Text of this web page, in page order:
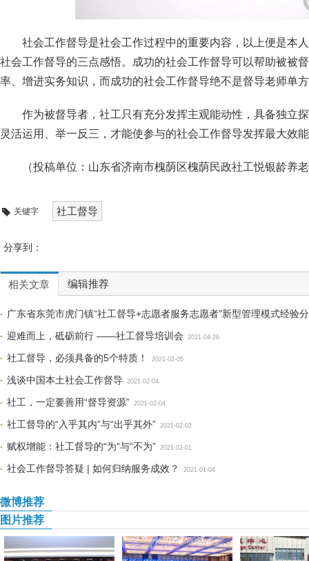
社会工作督导是社会工作过程中的重要内容，以上便是本
社会工作督导的三点感悟。成功的社会工作督导可以帮助被被
率、增进实务知识，而成功的社会工作督导绝不是督导老师单
作为被督导者，社工只有充分发挥主观能动性，具备独立
灵活运用、举一反三，才能使参与的社会工作督导发挥最大效
（投稿单位：山东省济南市槐荫区槐荫民政社工悦银龄养
关键字 社工督导
分享到：
相关文章 编辑推荐
广东省东莞市虎门镇“社工督导+志愿者服务志愿者”新型管理模式经验
迎难而上，砥砺前行 ——社工督导培训会
2021-04-26
社工督导，必须具备的5个特质！ 2021-02-05
浅谈中国本土社会工作督导 2021-02-04
社工，一定要善用“督导资源” 2021-02-04
社工督导的“入乎其内”与“出乎其外” 2021-02-02
赋权增能：社工督导的“为”与“不为” 2021-02-01
社会工作督导答疑 | 如何归纳服务成效？ 2021-01-04
微博推荐
图片推荐